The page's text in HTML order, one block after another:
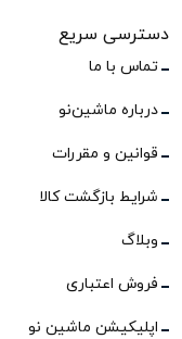
دسترسی سریع
تماس با ما
درباره ماشین‌نو
قوانین و مقررات
شرایط بازگشت کالا
وبلاگ
فروش اعتباری
اپلیکیشن ماشین نو